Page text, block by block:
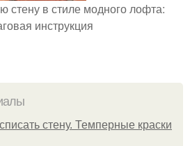
стену в стиле модного лофта:
инструкция
стену. Темперные краски